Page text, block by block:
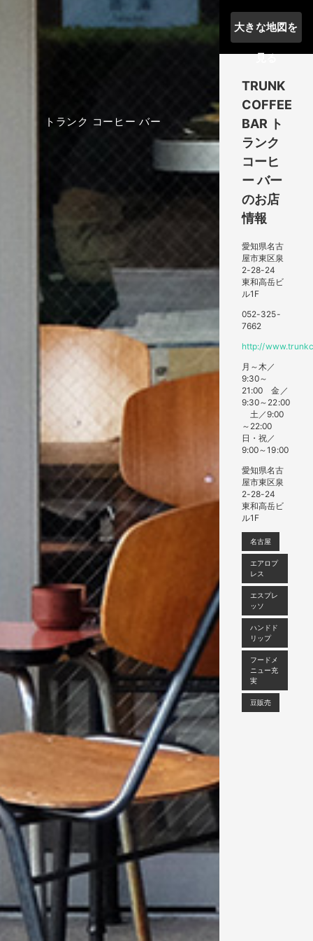
トランク コーヒー バー
大きな地図を
見る
TRUNK
COFFEE
BAR ト
ランク
コーヒ
ー バー
のお店
情報
愛知県名古
屋市東区泉
2-28-24
東和高岳ビ
ル1F
052-325-
7662
http://
月～木／
9:30～
21:00 金／
9:30～22:00
土／9:00
～22:00
日・祝／
9:00～19:00
愛知県名古
屋市東区泉
2-28-24
東和高岳ビ
ル1F
名古屋
エアロプ
レス
エスプレ
ッソ
ハンドド
リップ
フードメ
ニュー充
実
豆販売